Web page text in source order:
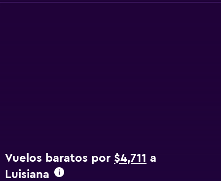
Vuelos baratos por $4,711 a
Luisiana